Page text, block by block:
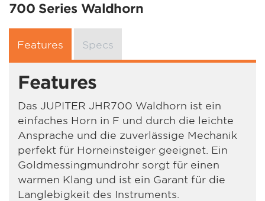
700 Series Waldhorn
Features Specs
Features
Das JUPITER JHR700 Waldhorn ist ein
einfaches Horn in F und durch die leichte
Ansprache und die zuverlässige Mechanik
perfekt für Horneinsteiger geeignet. Ein
Goldmessingmundrohr sorgt für einen
warmen Klang und ist ein Garant für die
Langlebigkeit des Instruments.